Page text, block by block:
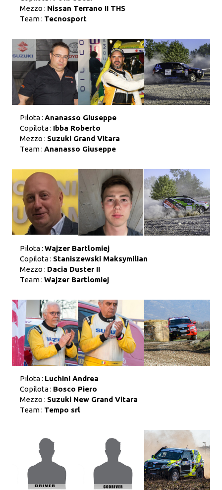
Mezzo : Nissan Terrano II THS
Team : Tecnosport
Pilota : Ananasso Giuseppe
Copilota : Ibba Roberto
Mezzo : Suzuki Grand Vitara
Team : Ananasso Giuseppe
Pilota : Wajzer Bartlomiej
Copilota : Staniszewski Maksymilian
Mezzo : Dacia Duster II
Team : Wajzer Bartlomiej
Pilota : Luchini Andrea
Copilota : Bosco Piero
Mezzo : Suzuki New Grand Vitara
Team : Tempo srl